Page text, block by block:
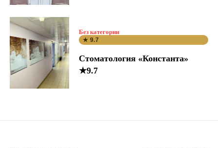
Без категории
★ 9.7
Стоматология «Константа»
★9.7